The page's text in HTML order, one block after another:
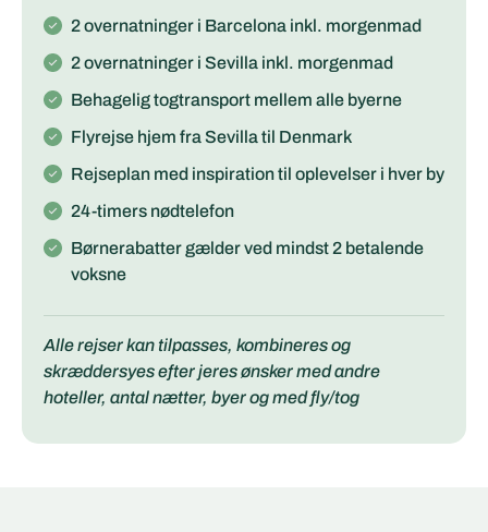
2 overnatninger i Barcelona inkl. morgenmad
2 overnatninger i Sevilla inkl. morgenmad
Behagelig togtransport mellem alle byerne
Flyrejse hjem fra Sevilla til Denmark
Rejseplan med inspiration til oplevelser i hver by
24-timers nødtelefon
Børnerabatter gælder ved mindst 2 betalende
voksne
Alle rejser kan tilpasses, kombineres og
skræddersyes efter jeres ønsker med andre
hoteller, antal nætter, byer og med fly/tog